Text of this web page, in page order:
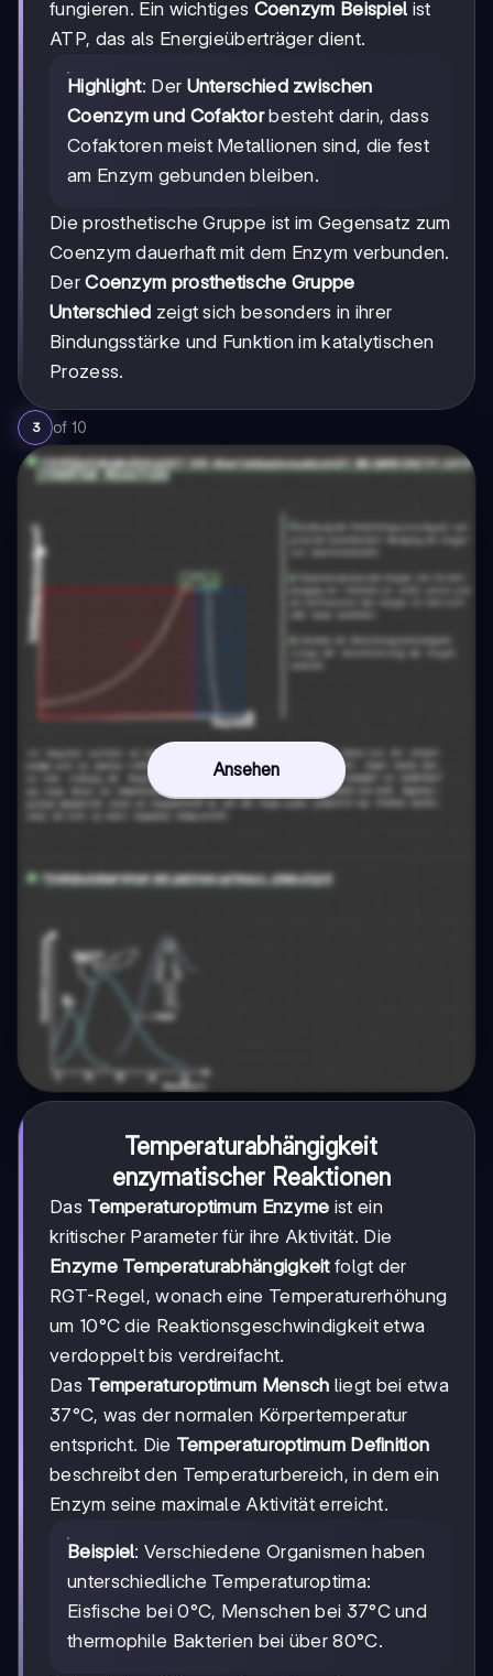
fungieren. Ein wichtiges Coenzym Beispiel ist
ATP, das als Energieüberträger dient.
Highlight: Der Unterschied zwischen
Coenzym und Cofaktorbesteht darin, dass
Cofaktoren meist Metallionen sind, die fest
am Enzym gebunden bleiben.
Die prosthetische Gruppe ist im Gegensatz zum
Coenzym dauerhaft mit dem Enzym verbunden.
DerCoenzym prosthetische Gruppe
Unterschied zeigt sich besonders in ihrer
Bindungsstärke und Funktion im katalytischen
Prozess.
3 of 10
Ansehen
Temperaturabhängigkeit
enzymatischer Reaktionen
Das Temperaturoptimum Enzyme ist ein
kritischer Parameter für ihre Aktivität. Die
Enzyme Temperaturabhängigkeitfolgt der
RGT-Regel, wonach eine Temperaturerhöhung
um 10°C die Reaktionsgeschwindigkeit etwa
verdoppelt bis verdreifacht.
Das Temperaturoptimum Mensch liegt bei etwa
37°C, was der normalen Körpertemperatur
entspricht. Die Temperaturoptimum Definition
beschreibt den Temperaturbereich, in dem ein
Enzym seine maximale Aktivität erreicht.
Beispiel: Verschiedene Organismen haben
unterschiedliche Temperaturoptima:
Eisfische bei 0°C, Menschen bei 37°C und
thermophile Bakterien bei über 80°C.